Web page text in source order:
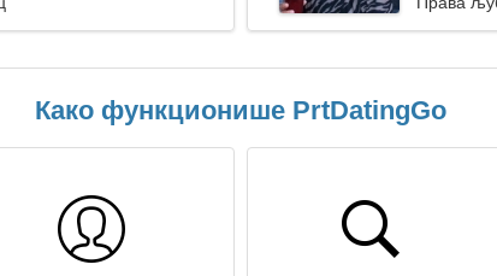
Како функционише PrtDatingGo